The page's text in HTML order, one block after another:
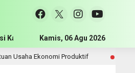
Kalimantan Selatan Pemerintah
Kamis, 06 Agu 2026
22 jam lalu Empat Ahli Waris